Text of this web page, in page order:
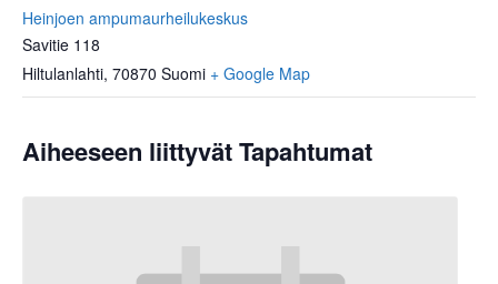
Heinjoen ampumaurheilukeskus
Savitie 118
Hiltulanlahti, 70870 Suomi + Google Map
Aiheeseen liittyvät Tapahtumat